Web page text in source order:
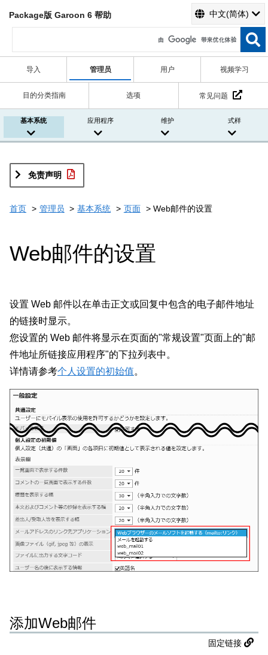
Package版 Garoon 6 帮助 中文(简体)
导入 管理员 用户 视频学习
目的分类指南 选项 常见问题
基本系统 应用程序 维护 式样
免责声明
首页 管理员 基本系统 页面 Web邮件的设置
Web邮件的设置
设置 Web 邮件以在单击正文或回复中包含的电子邮件地址
的链接时显示。
您设置的 Web 邮件将显示在页面的"常规设置"页面上的"邮
件地址所链接应用程序"的下拉列表中。
详情请参考个人设置的初始值。
添加Web邮件
固定链接